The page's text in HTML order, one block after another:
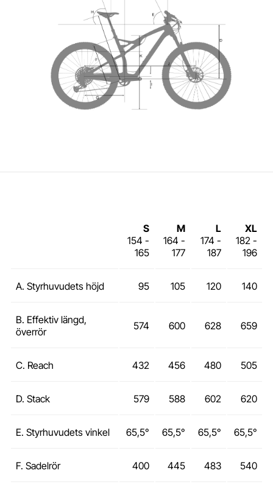
S
154 -
165
M
164 -
177
L
174 -
187
XL
182 -
196
A. Styrhuvudets höjd 95 105 120 140
B. Effektiv längd,
överrör
574 600 628 659
C. Reach 432 456 480 505
D. Stack 579 588 602 620
E. Styrhuvudets vinkel 65,5° 65,5° 65,5° 65,5°
F. Sadelrör 400 445 483 540